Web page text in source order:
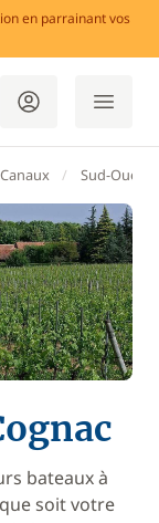
en parrainant vos
Sud-Ouest
bateaux à
soit votre